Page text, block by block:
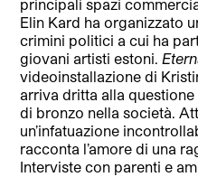
principali spazi
Elin Kard ha organizzato
crimini politici a cui ha
giovani artisti estoni.
videoinstallazione di
arriva dritta alla questione
di bronzo nella società.
un’infatuazione
racconta l’amore di una
Interviste con parenti e